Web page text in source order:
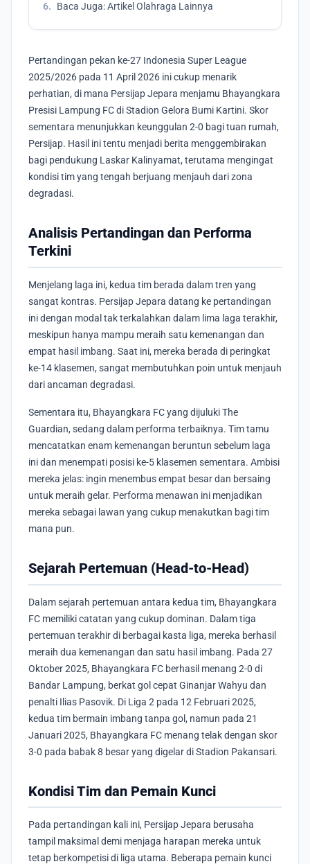
6. Baca Juga: Artikel Olahraga Lainnya
Pertandingan pekan ke-27 Indonesia Super League
2025/2026 pada 11 April 2026 ini cukup menarik
perhatian, di mana Persijap Jepara menjamu Bhayangkara
Presisi Lampung FC di Stadion Gelora Bumi Kartini. Skor
sementara menunjukkan keunggulan 2-0 bagi tuan rumah,
Persijap. Hasil ini tentu menjadi berita menggembirakan
bagi pendukung Laskar Kalinyamat, terutama mengingat
kondisi tim yang tengah berjuang menjauh dari zona
degradasi.
Analisis Pertandingan dan Performa
Terkini
Menjelang laga ini, kedua tim berada dalam tren yang
sangat kontras. Persijap Jepara datang ke pertandingan
ini dengan modal tak terkalahkan dalam lima laga terakhir,
meskipun hanya mampu meraih satu kemenangan dan
empat hasil imbang. Saat ini, mereka berada di peringkat
ke-14 klasemen, sangat membutuhkan poin untuk menjauh
dari ancaman degradasi.
Sementara itu, Bhayangkara FC yang dijuluki The
Guardian, sedang dalam performa terbaiknya. Tim tamu
mencatatkan enam kemenangan beruntun sebelum laga
ini dan menempati posisi ke-5 klasemen sementara. Ambisi
mereka jelas: ingin menembus empat besar dan bersaing
untuk meraih gelar. Performa menawan ini menjadikan
mereka sebagai lawan yang cukup menakutkan bagi tim
mana pun.
Sejarah Pertemuan (Head-to-Head)
Dalam sejarah pertemuan antara kedua tim, Bhayangkara
FC memiliki catatan yang cukup dominan. Dalam tiga
pertemuan terakhir di berbagai kasta liga, mereka berhasil
meraih dua kemenangan dan satu hasil imbang. Pada 27
Oktober 2025, Bhayangkara FC berhasil menang 2-0 di
Bandar Lampung, berkat gol cepat Ginanjar Wahyu dan
penalti Ilias Pasovik. Di Liga 2 pada 12 Februari 2025,
kedua tim bermain imbang tanpa gol, namun pada 21
Januari 2025, Bhayangkara FC menang telak dengan skor
3-0 pada babak 8 besar yang digelar di Stadion Pakansari.
Kondisi Tim dan Pemain Kunci
Pada pertandingan kali ini, Persijap Jepara berusaha
tampil maksimal demi menjaga harapan mereka untuk
tetap berkompetisi di liga utama. Beberapa pemain kunci